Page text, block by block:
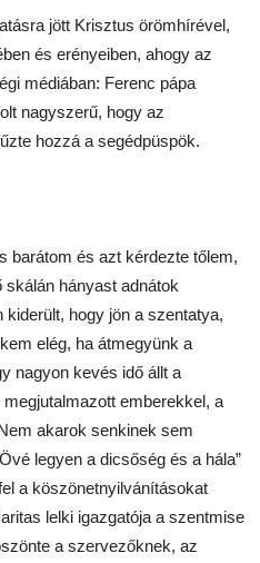
jött Krisztus örömhírével,
és erényeiben, ahogy az
médiában: Ferenc pápa
nagyszerű, hogy az
hozzá a segédpüspök.
barátom és azt kérdezte tőlem,
hányast adnátok
hogy jön a szentatya,
elég, ha átmegyünk a
nagyon kevés idő állt a
emberekkel, a
akarok senkinek sem
legyen a dicsőség és a hála”
a köszönetnyilvánításokat
lelki igazgatója a szentmise
a szervezőknek, az